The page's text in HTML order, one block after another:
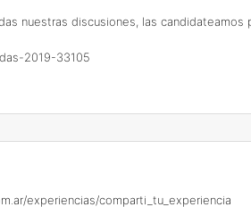
discusiones, las candidateamos
2019-33105
experiencias/comparti_tu_experiencia